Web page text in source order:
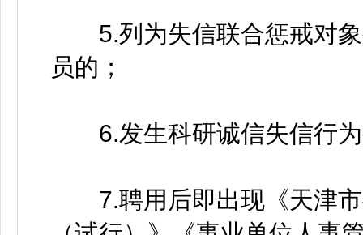
5.列为失信联合惩戒对象
员的；
6.发生科研诚信失信行为
7.聘用后即出现《天津市